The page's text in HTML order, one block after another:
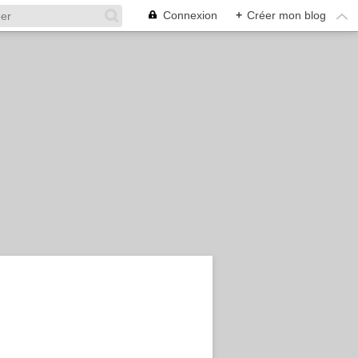
Connexion + Créer mon blog